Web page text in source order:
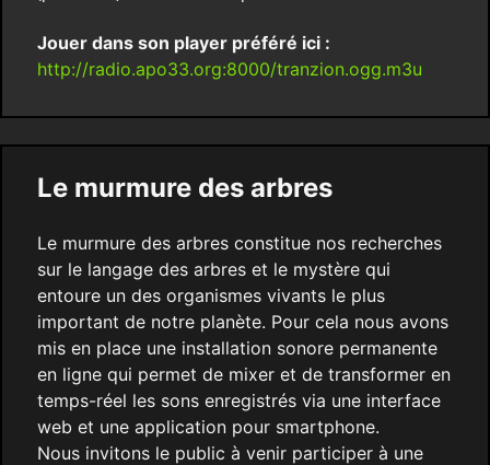
Jouer dans son player préféré ici :
http://radio.apo33.org:8000/tranzion.ogg.m3u
Le murmure des arbres
Le murmure des arbres constitue nos recherches
sur le langage des arbres et le mystère qui
entoure un des organismes vivants le plus
important de notre planète. Pour cela nous avons
mis en place une installation sonore permanente
en ligne qui permet de mixer et de transformer en
temps-réel les sons enregistrés via une interface
web et une application pour smartphone.
Nous invitons le public à venir participer à une